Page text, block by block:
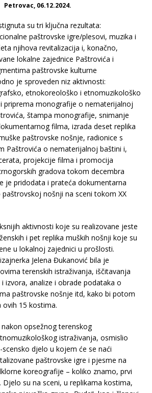
Petrovac, 06.12.2024.
su tri ključna rezultata:
paštrovske igre/plesovi, muzika i
njihova revitalizacija i, konačno,
lokalne zajednice Paštrovića i
paštrovske kulturne
je sproveden niz aktivnosti:
etnokoreološko i etnomuzikološko
priprema monografije o nematerijalnoj
štampa monografije, snimanje
filma, izrada deset replika
paštrovske nošnje, radionice s
Paštrovića o nematerijalnoj baštini i,
projekcije filma i promocija
gradova tokom decembra
je pridodata i prateća dokumentarna
nošnji na sceni tokom XX
aktivnosti koje su realizovane jeste
i pet replika muških nošnji koje su
u lokalnoj zajednici u prošlosti.
Jelena Đukanović bila je
terenskih istraživanja, iščitavanja
izvora, analize i obrade podataka o
paštrovske nošnje itd, kako bi potom
ovih 15 kostima.
opsežnog terenskog
istraživanja, osmislio
djelo u kojem će se naći
paštrovske igre i pjesme na
koreografije – koliko znamo, prvi
Djelo su na sceni, u replikama kostima,